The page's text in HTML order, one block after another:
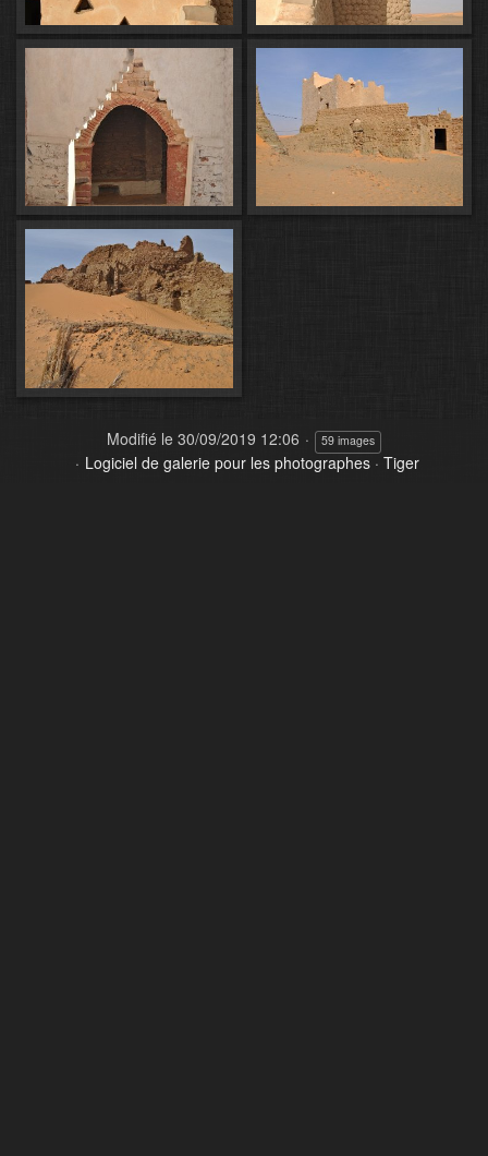
Modifié le 30/09/2019 12:06 59 images
Logiciel de galerie pour les photographes· Tiger